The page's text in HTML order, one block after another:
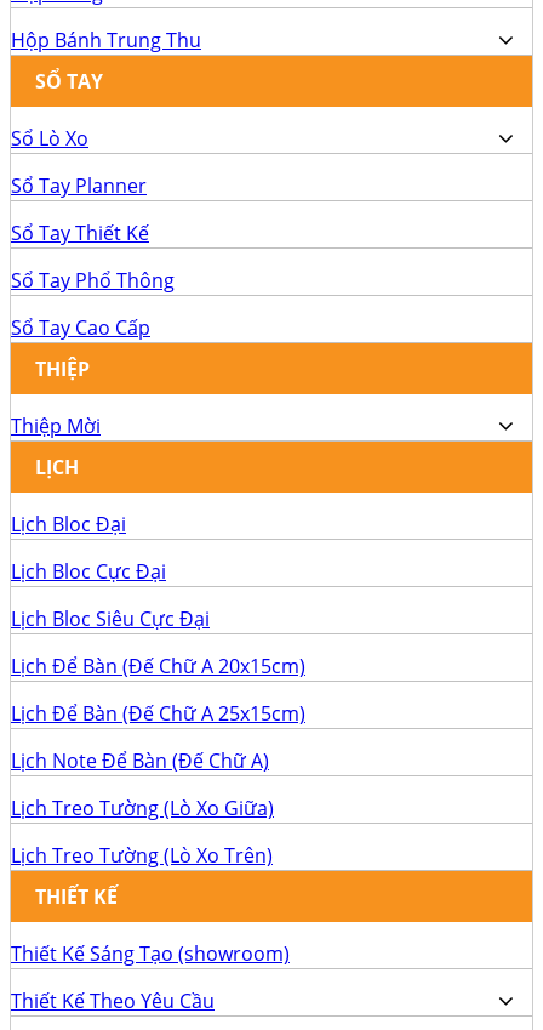
Hộp Bánh Trung Thu
SỔ TAY
Sổ Lò Xo
Sổ Tay Planner
Sổ Tay Thiết Kế
Sổ Tay Phổ Thông
Sổ Tay Cao Cấp
THIỆP
Thiệp Mời
LỊCH
Lịch Bloc Đại
Lịch Bloc Cực Đại
Lịch Bloc Siêu Cực Đại
Lịch Để Bàn (Đế Chữ A 20x15cm)
Lịch Để Bàn (Đế Chữ A 25x15cm)
Lịch Note Để Bàn (Đế Chữ A)
Lịch Treo Tường (Lò Xo Giữa)
Lịch Treo Tường (Lò Xo Trên)
THIẾT KẾ
Thiết Kế Sáng Tạo (showroom)
Thiết Kế Theo Yêu Cầu